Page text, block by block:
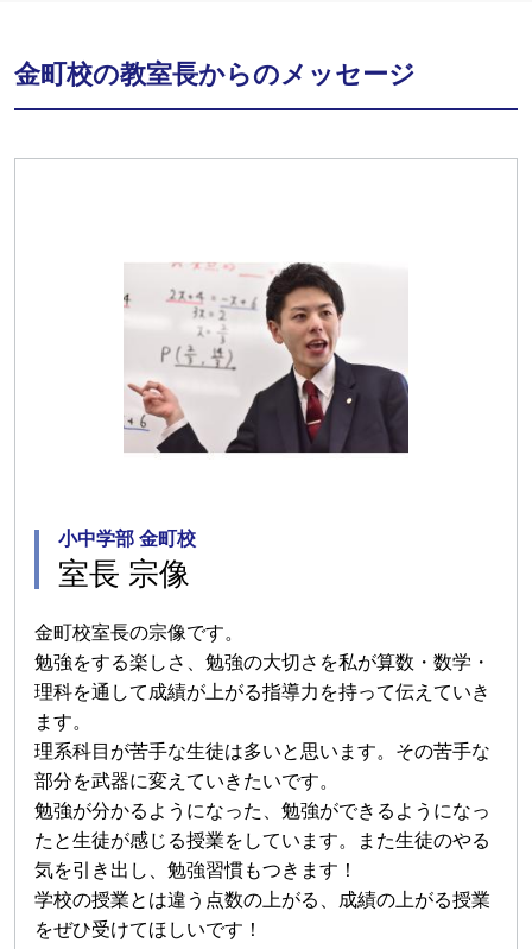
金町校の教室長からのメッセージ
小中学部 金町校
室長 宗像
金町校室長の宗像です。
勉強をする楽しさ、勉強の大切さを私が算数・数学・
理科を通して成績が上がる指導力を持って伝えていき
ます。
理系科目が苦手な生徒は多いと思います。その苦手な
部分を武器に変えていきたいです。
勉強が分かるようになった、勉強ができるようになっ
たと生徒が感じる授業をしています。また生徒のやる
気を引き出し、勉強習慣もつきます！
学校の授業とは違う点数の上がる、成績の上がる授業
をぜひ受けてほしいです！